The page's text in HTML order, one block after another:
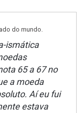
do mundo.
ismática
65 a 67 no
a moeda
Aí eu fui
estava